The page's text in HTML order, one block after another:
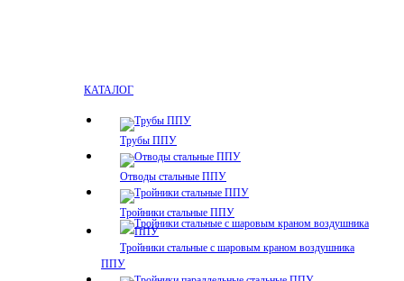
КАТАЛОГ
Трубы ППУ
Отводы стальные ППУ
Тройники стальные ППУ
Тройники стальные с шаровым краном воздушника
ППУ